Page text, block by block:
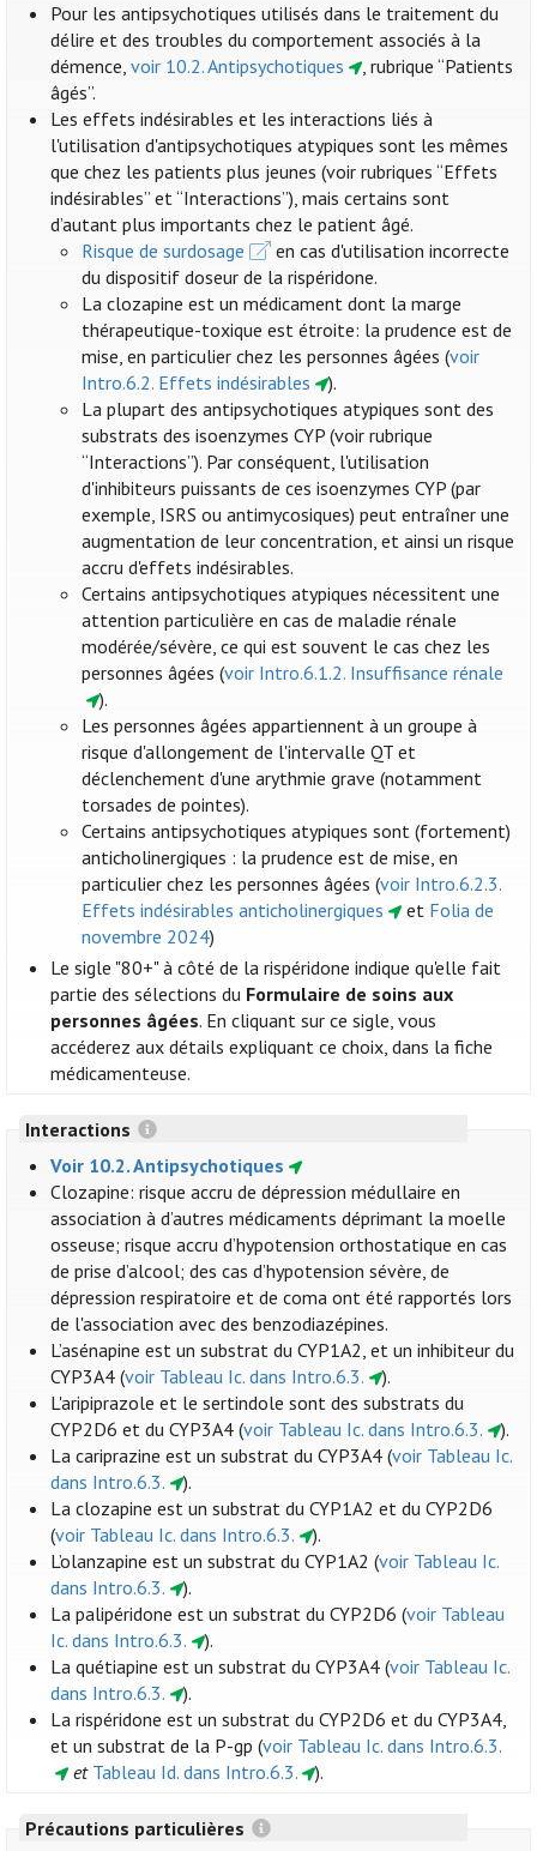
Pour les antipsychotiques utilisés dans le traitement du
délire et des troubles du comportement associés à la
démence,voir 10.2. Antipsychotiques
, rubrique “Patients
âgés”.
Les effets indésirables et les interactions liés à
l'utilisation d'antipsychotiques atypiques sont les mêmes
que chez les patients plus jeunes (voir rubriques “Effets
indésirables” et “Interactions”), mais certains sont
d’autant plus importants chez le patient âgé.
Risque de surdosage
en cas d'utilisation incorrecte
du dispositif doseur de la rispéridone.
La clozapine est un médicament dont la marge
thérapeutique-toxique est étroite: la prudence est de
mise, en particulier chez les personnes âgées (voir
Intro.6.2. Effets indésirables
).
La plupart des antipsychotiques atypiques sont des
substrats des isoenzymes CYP (voir rubrique
“Interactions”). Par conséquent, l'utilisation
d'inhibiteurs puissants de ces isoenzymes CYP (par
exemple, ISRS ou antimycosiques) peut entraîner une
augmentation de leur concentration, et ainsi un risque
accru d'effets indésirables.
Certains antipsychotiques atypiques nécessitent une
attention particulière en cas de maladie rénale
modérée/sévère, ce qui est souvent le cas chez les
personnes âgées (voir Intro.6.1.2. Insuffisance rénale
).
Les personnes âgées appartiennent à un groupe à
risque d'allongement de l'intervalle QT et
déclenchement d'une arythmie grave (notamment
torsades de pointes).
Certains antipsychotiques atypiques sont (fortement)
anticholinergiques : la prudence est de mise, en
particulier chez les personnes âgées (voir Intro.6.2.3.
Effets indésirables anticholinergiques
et Folia de
novembre 2024)
Le sigle "80+" à côté de la rispéridone indique qu'elle fait
partie des sélections du Formulaire de soins aux
personnes âgées. En cliquant sur ce sigle, vous
accéderez aux détails expliquant ce choix, dans la fiche
médicamenteuse.
Interactions
Voir 10.2. Antipsychotiques
Clozapine: risque accru de dépression médullaire en
association à d’autres médicaments déprimant la moelle
osseuse; risque accru d’hypotension orthostatique en cas
de prise d’alcool; des cas d’hypotension sévère, de
dépression respiratoire et de coma ont été rapportés lors
de l'association avec des benzodiazépines.
L’asénapine est un substrat du CYP1A2, et un inhibiteur du
CYP3A4 (voir Tableau Ic. dans Intro.6.3.
).
L'aripiprazole et le sertindole sont des substrats du
CYP2D6 et du CYP3A4 (voir Tableau Ic. dans Intro.6.3.
).
La cariprazine est un substrat du CYP3A4 (voir Tableau Ic.
dans Intro.6.3.
).
La clozapine est un substrat du CYP1A2 et du CYP2D6
(voir Tableau Ic. dans Intro.6.3.
).
L’olanzapine est un substrat du CYP1A2 (voir Tableau Ic.
dans Intro.6.3.
).
La palipéridone est un substrat du CYP2D6 (voir Tableau
Ic. dans Intro.6.3.
).
La quétiapine est un substrat du CYP3A4 (voir Tableau Ic.
dans Intro.6.3.
).
La rispéridone est un substrat du CYP2D6 et du CYP3A4,
et un substrat de la P-gp (voir Tableau Ic. dans Intro.6.3.
et Tableau Id. dans Intro.6.3. ).
Précautions particulières